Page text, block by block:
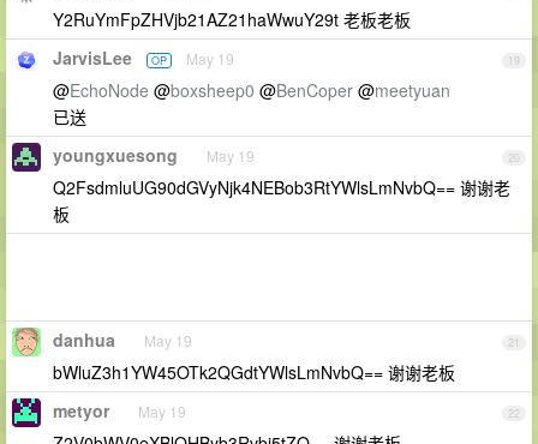
Y2RuYmFpZHVjb21AZ21haWwuY29t 老板老板
19
JarvisLee OP May 19
@EchoNode @boxsheep0 @BenCoper @meetyuan
已送
20
youngxuesong May 19
Q2FsdmluUG90dGVyNjk4NEBob3RtYWlsLmNvbQ== 谢谢老
板
21
danhua May 19
bWluZ3h1YW45OTk2QGdtYWlsLmNvbQ== 谢谢老板
22
metyor May 19